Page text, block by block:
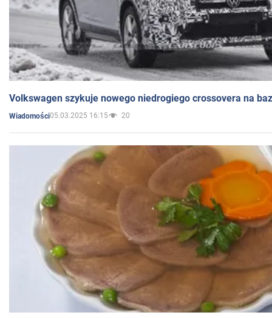
Volkswagen szykuje nowego niedrogiego crossovera na
Wiadomości05.03.2025 16:15 20